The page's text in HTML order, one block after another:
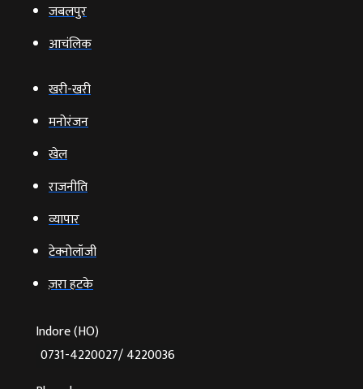
जबलपुर
आचंलिक
खरी-खरी
मनोरंजन
खेल
राजनीति
व्‍यापार
टेक्‍नोलॉजी
ज़रा हटके
Indore (HO)
0731-4220027/ 4220036